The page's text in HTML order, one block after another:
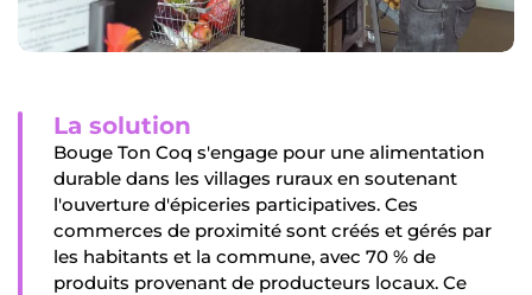
La solution
Bouge Ton Coq s'engage pour une alimentation
durable dans les villages ruraux en soutenant
l'ouverture d'épiceries participatives. Ces
commerces de proximité sont créés et gérés par
les habitants et la commune, avec 70 % de
produits provenant de producteurs locaux. Ce